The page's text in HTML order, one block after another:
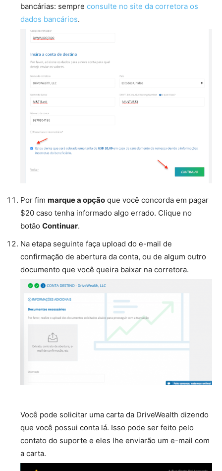
bancárias: sempre consulte no site da corretora os
dados bancários.
Por fim marque a opção que você concorda em pagar
$20 caso tenha informado algo errado. Clique no
botão Continuar.
Na etapa seguinte faça upload do e-mail de
confirmação de abertura da conta, ou de algum outro
documento que você queira baixar na corretora.
Você pode solicitar uma carta da DriveWealth dizendo
que você possui conta lá. Isso pode ser feito pelo
contato do suporte e eles lhe enviarão um e-mail com
a carta.